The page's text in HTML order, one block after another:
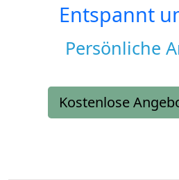
Entspannt
Persönliche
Kostenlose